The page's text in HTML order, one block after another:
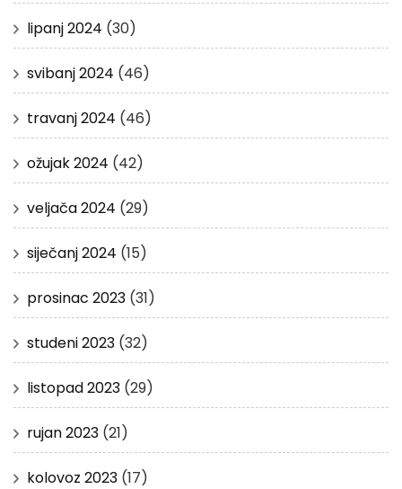
lipanj 2024 (30)
svibanj 2024 (46)
travanj 2024 (46)
ožujak 2024 (42)
veljača 2024 (29)
siječanj 2024 (15)
prosinac 2023 (31)
studeni 2023 (32)
listopad 2023 (29)
rujan 2023 (21)
kolovoz 2023 (17)